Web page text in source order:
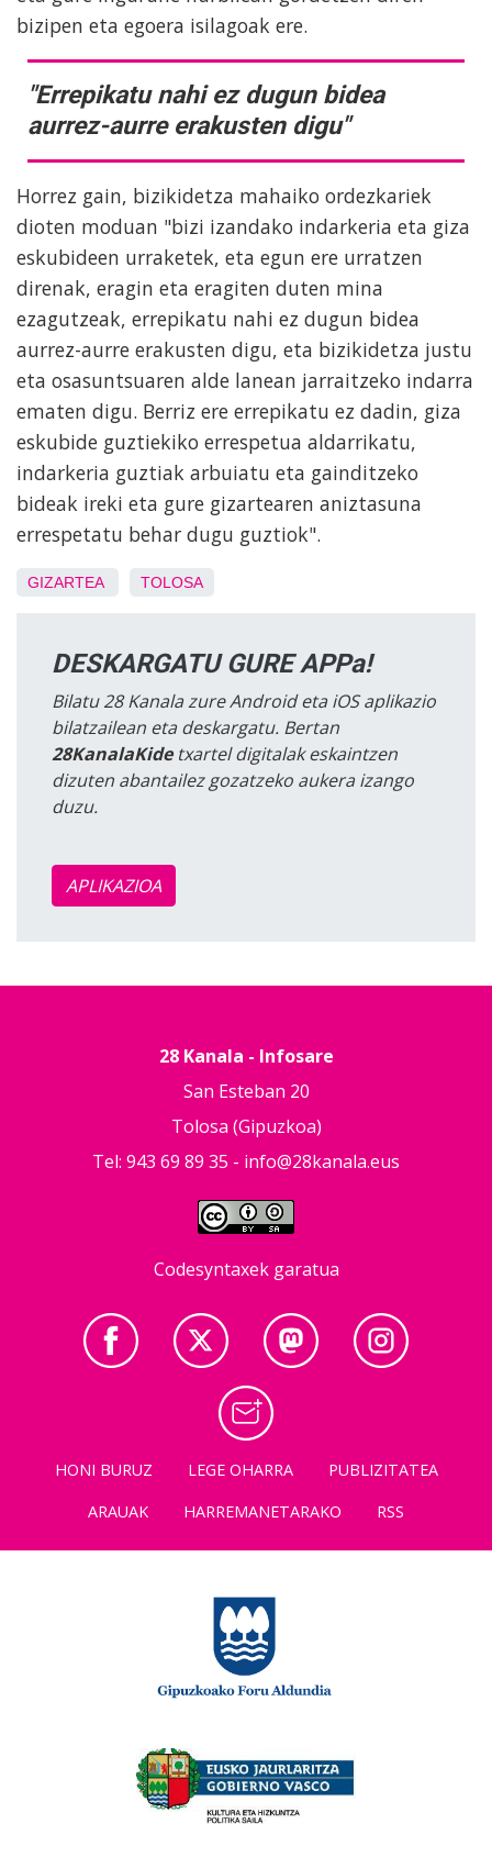
bizipen eta egoera isilagoak ere.
"Errepikatu nahi ez dugun bidea
aurrez-aurre erakusten digu"
Horrez gain, bizikidetza mahaiko ordezkariek
dioten moduan "bizi izandako indarkeria eta giza
eskubideen urraketek, eta egun ere urratzen
direnak, eragin eta eragiten duten mina
ezagutzeak, errepikatu nahi ez dugun bidea
aurrez-aurre erakusten digu, eta bizikidetza justu
eta osasuntsuaren alde lanean jarraitzeko indarra
ematen digu. Berriz ere errepikatu ez dadin, giza
eskubide guztiekiko errespetua aldarrikatu,
indarkeria guztiak arbuiatu eta gainditzeko
bideak ireki eta gure gizartearen aniztasuna
errespetatu behar dugu guztiok".
GIZARTEA TOLOSA
DESKARGATU GURE APPa!
Bilatu 28 Kanala zure Android eta iOS aplikazio
bilatzailean eta deskargatu. Bertan
28KanalaKidetxartel digitalak eskaintzen
dizuten abantailez gozatzeko aukera izango
duzu.
APLIKAZIOA
28 Kanala - Infosare
San Esteban 20
Tolosa (Gipuzkoa)
Tel: 943 69 89 35 - info@28kanala.eus
Codesyntaxek garatua
HONI BURUZ LEGE OHARRA
PUBLIZITATEA
ARAUAK
HARREMANETARAKO RSS